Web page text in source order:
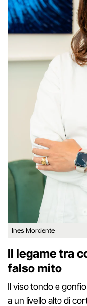
Ines Mordente
Il legame tra
falso mito
Il viso tondo e
a un livello alto di